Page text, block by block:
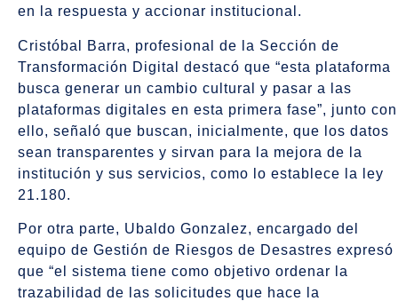
en la respuesta y accionar institucional.
Cristóbal Barra, profesional de la Sección de
Transformación Digital destacó que “esta plataforma
busca generar un cambio cultural y pasar a las
plataformas digitales en esta primera fase”, junto con
ello, señaló que buscan, inicialmente, que los datos
sean transparentes y sirvan para la mejora de la
institución y sus servicios, como lo establece la ley
21.180.
Por otra parte, Ubaldo Gonzalez, encargado del
equipo de Gestión de Riesgos de Desastres expresó
que “el sistema tiene como objetivo ordenar la
trazabilidad de las solicitudes que hace la